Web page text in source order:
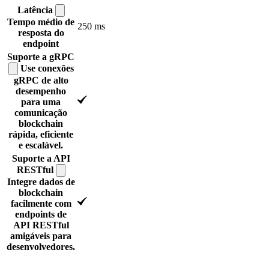
Latência
Tempo médio de
resposta do
endpoint
250 ms
Suporte a gRPC
Use conexões
gRPC de alto
desempenho
para uma
comunicação
blockchain
rápida, eficiente
e escalável.
Suporte a API
RESTful
Integre dados de
blockchain
facilmente com
endpoints de
API RESTful
amigáveis para
desenvolvedores.